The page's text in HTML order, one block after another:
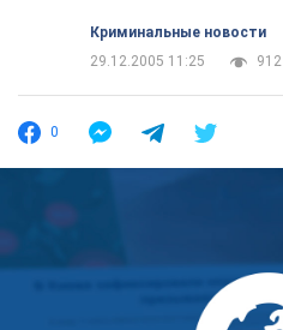
Криминальные новости
29.12.2005 11:25
912
0